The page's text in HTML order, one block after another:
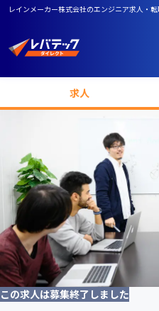
レインメーカー株式会社のエンジニア求人・
求人
この求人は募集終了しました